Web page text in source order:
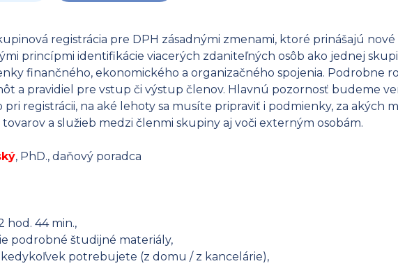
registrácia pre DPH zásadnými zmenami, ktoré prinášajú
princípmi identifikácie viacerých zdaniteľných osôb ako jednej
finančného, ekonomického a organizačného spojenia. Podrobne
a pravidiel pre vstup či výstup členov. Hlavnú pozornosť budeme
pri registrácii, na aké lehoty sa musíte pripraviť i podmienky, za akých
a služieb medzi členmi skupiny aj voči externým osobám.
, PhD., daňový poradca
hod. 44 min.,
podrobné študijné materiály,
potrebujete (z domu / z kancelárie),